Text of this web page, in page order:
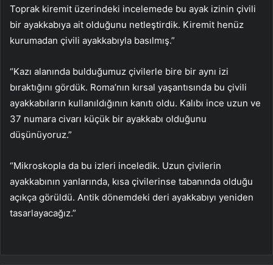
Toprak kiremit üzerindeki incelemede bu ayak izinin çivili
bir ayakkabıya ait olduğunu netleştirdik. Kiremit henüz
kurumadan çivili ayakkabıyla basılmış.”
“Kazı alanında bulduğumuz çivilerle bire bir aynı izi
bıraktığını gördük. Roma’nın kırsal yaşantısında bu çivili
ayakkabıların kullanıldığının kanıtı oldu. Kalıbı ince uzun ve
37 numara civarı küçük bir ayakkabı olduğunu
düşünüyoruz.”
“Mikroskopla da bu izleri inceledik. Uzun çivilerin
ayakkabının yanlarında, kısa çivilerinse tabanında olduğu
açıkça görüldü. Antik dönemdeki deri ayakkabıyı yeniden
tasarlayacağız.”